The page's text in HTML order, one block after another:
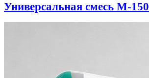
Универсальная смесь М-150